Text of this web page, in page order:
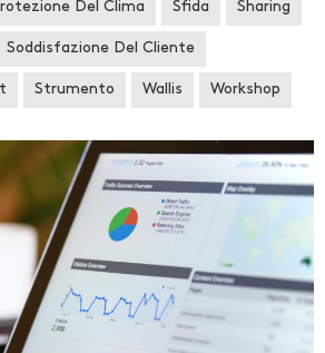
Del Clima Sfida Sharing
Soddisfazione Del Cliente
Strumento Wallis Workshop